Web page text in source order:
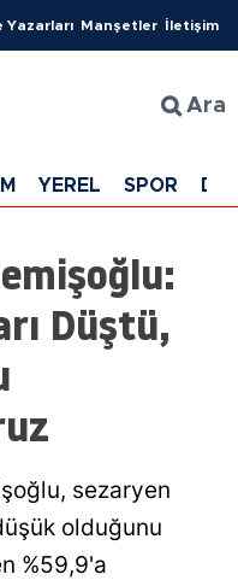
Yazarları Manşetler İletişim
Ara
YEREL SPOR
Düştü,
sezaryen
olduğunu
%59,9'a